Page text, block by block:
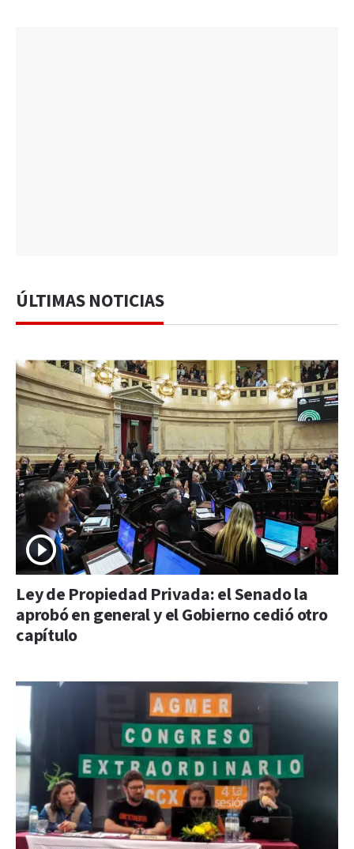
ÚLTIMAS NOTICIAS
Ley de Propiedad Privada: el Senado la
aprobó en general y el Gobierno cedió otro
capítulo